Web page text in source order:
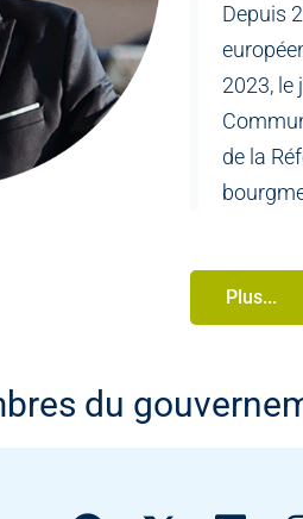
Depuis
2023, le
de la
Plus...
du